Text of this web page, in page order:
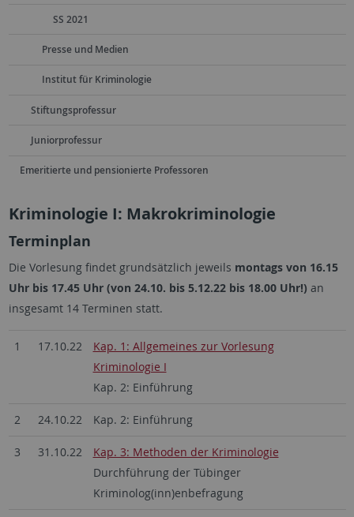
SS 2021
Presse und Medien
Institut für Kriminologie
Stiftungsprofessur
Juniorprofessur
Emeritierte und pensionierte Professoren
Kriminologie I: Makrokriminologie
Terminplan
Die Vorlesung findet grundsätzlich jeweils montags von 16.15
Uhr bis 17.45 Uhr (von 24.10. bis 5.12.22 bis 18.00 Uhr!) an
insgesamt 14 Terminen statt.
1 17.10.22
Kap. 1: Allgemeines zur Vorlesung
Kriminologie I
Kap. 2: Einführung
2 24.10.22 Kap. 2: Einführung
3 31.10.22
Kap. 3: Methoden der Kriminologie
Durchführung der Tübinger
Kriminolog(inn)enbefragung